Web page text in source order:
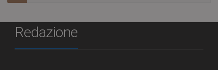
Redazione